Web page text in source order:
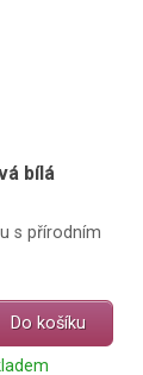
bílá
s přírodním
Do košíku